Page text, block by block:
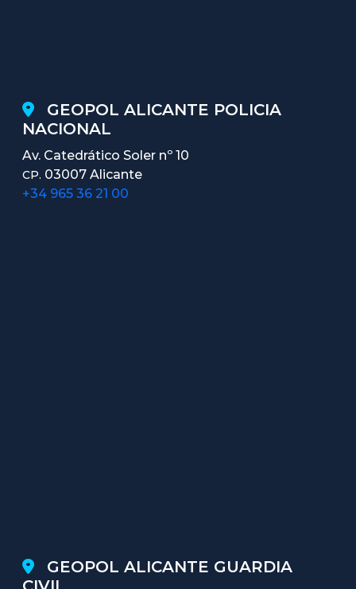
GEOPOL ALICANTE POLICIA
NACIONAL
Av. Catedrático Soler nº 10
CP. 03007 Alicante
+34 965 36 21 00
GEOPOL ALICANTE GUARDIA